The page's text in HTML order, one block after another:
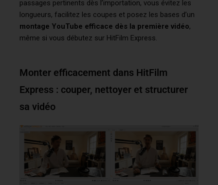
passages pertinents dès l’importation, vous évitez les
longueurs, facilitez les coupes et posez les bases d’un
montage YouTube efficace dès la première vidéo,
même si vous débutez sur HitFilm Express.
Monter efficacement dans HitFilm
Express : couper, nettoyer et structurer
sa vidéo